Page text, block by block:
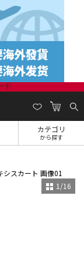
カテゴリ
から探す
1 /16